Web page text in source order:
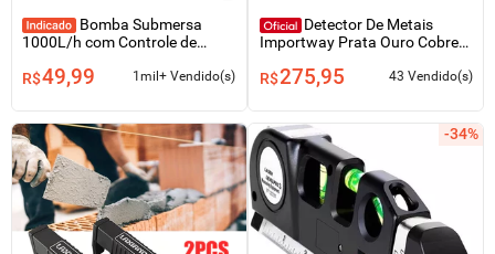
Bomba Submersa
1000L/h com Controle de
Cascata Água Doce 110V
R$49,99 1mil+ Vendido(s)
Detector De Metais
Importway Prata Ouro Cobre
de Ouvido
R$275,95 43 Vendido(s)
-34%